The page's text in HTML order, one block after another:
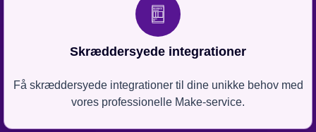
Skræddersyede integrationer
Få skræddersyede integrationer til dine unikke behov med
vores professionelle Make-service.